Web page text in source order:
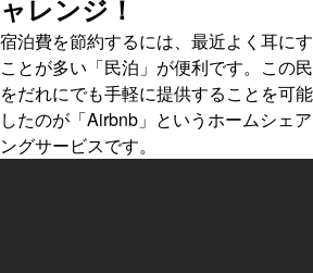
ャレンジ！
宿泊費を節約するには、最近よく耳に
ことが多い「民泊」が便利です。この
をだれにでも手軽に提供することを可
したのが「Airbnb」というホームシェア
ングサービスです。